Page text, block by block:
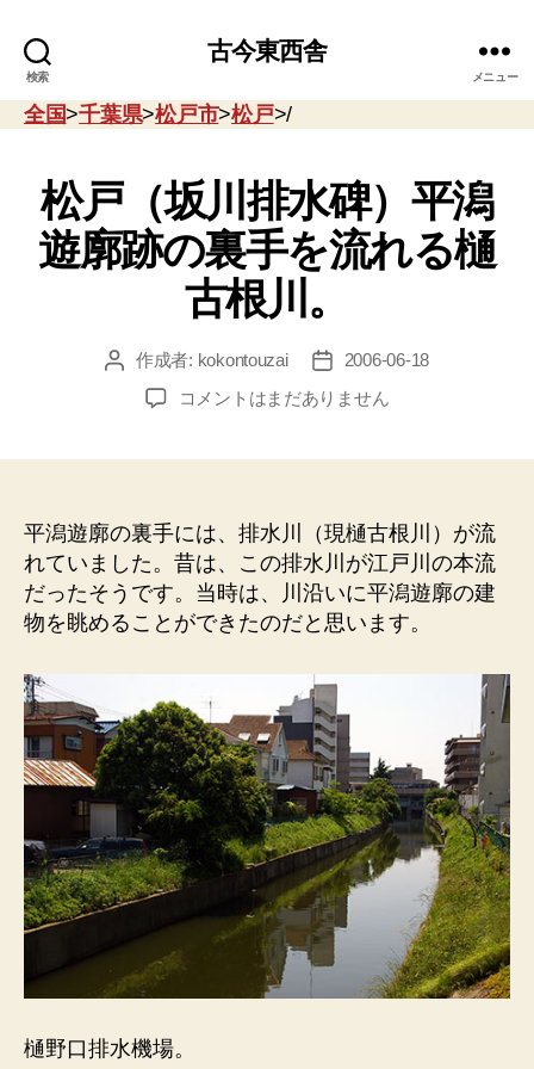
検索
古今東西舎
メニュー
全国>千葉県>松戸市>松戸>/
松戸（坂川排水碑）平潟
遊廓跡の裏手を流れる樋
古根川。
投 作成者: kokontouzai
投
稿
日
2006-06-18
松
水
碑）
平
潟
遊
の
裏
手
を
流
れ
る
樋
古
根
へ
コメントはまだありません
平潟遊廓の裏手には、排水川（現樋古根川）が流
れていました。昔は、この排水川が江戸川の本流
だったそうです。当時は、川沿いに平潟遊廓の建
物を眺めることができたのだと思います。
樋野口排水機場。